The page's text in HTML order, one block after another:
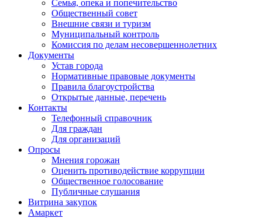
Семья, опека и попечительство
Общественный совет
Внешние связи и туризм
Муниципальный контроль
Комиссия по делам несовершеннолетних
Документы
Устав города
Нормативные правовые документы
Правила благоустройства
Открытые данные, перечень
Контакты
Телефонный справочник
Для граждан
Для организаций
Опросы
Мнения горожан
Оценить противодействие коррупции
Общественное голосование
Публичные слушания
Витрина закупок
Амаркет